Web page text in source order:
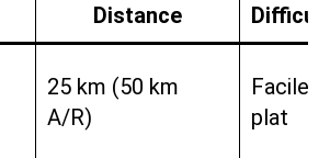
Distance
25 km (50 km
A/R)
Facile,
plat